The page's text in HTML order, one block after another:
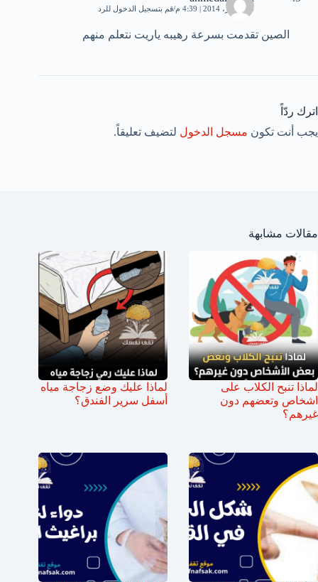
14 فبراير، 2014 | 4:39 م قم بتسجيل الدخول للرد
الصين تقدمت بسرعة رهيبه ياريت نتعلم منهم
اترك ردّاً
يجب أنت تكون مسجل الدخول لتضيف تعليقاً.
مقالات مشابهة
لماذا تنبح الكلاب على
اشخاص وتعضهم دون
غيرهم؟
لماذا عليك وضع زجاجة مياه
أسفل سرير الفندق؟